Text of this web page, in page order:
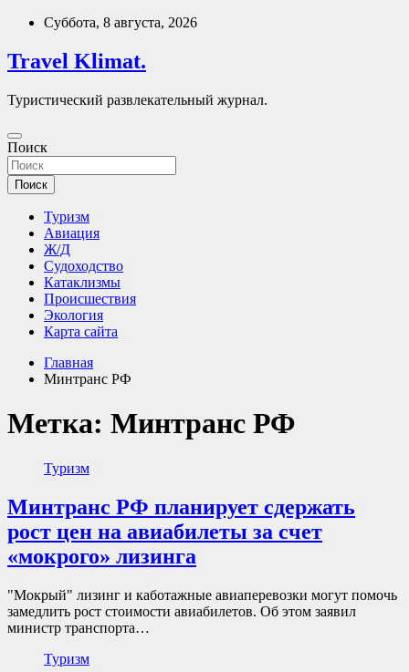
Перейти
содержимому
Суббота, 8 августа, 2026
Travel Klimat.
Туристический развлекательный журнал.
Поиск
Поиск
Туризм
Авиация
Ж/Д
Судоходство
Катаклизмы
Происшествия
Экология
Карта сайта
Главная
Минтранс РФ
Метка: Минтранс РФ
Туризм
Минтранс РФ планирует сдержать
рост цен на авиабилеты за счет
«мокрого» лизинга
"Мокрый" лизинг и каботажные авиаперевозки могут помочь
замедлить рост стоимости авиабилетов. Об этом заявил
министр транспорта…
Туризм